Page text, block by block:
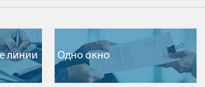
линии Одно окно